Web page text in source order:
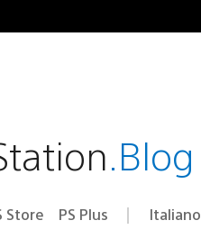
.Blog
Store PS Plus Regione
Italiano